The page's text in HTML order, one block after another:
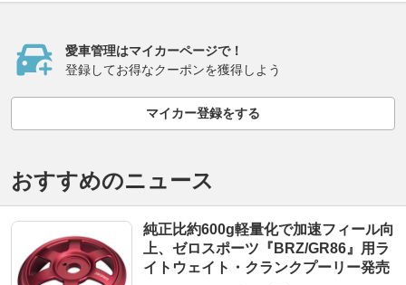
愛車管理はマイカーページで！
登録してお得なクーポンを獲得しよう
マイカー登録をする
おすすめのニュース
純正比約600g軽量化で加速フィール向
上、ゼロスポーツ『BRZ/GR86』用ラ
イトウェイト・クランクプーリー発売